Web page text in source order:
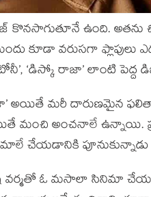
ఉంది. అతను
కూడా వరుసగా ఫ్లాపులు
‘డిస్కో రాజా’ లాంటి పెద్ద
మరీ దారుణమైన
అంచనాలే ఉన్నాయి.
చేయడానికి పూనుకున్నాడు
వర్మతో ఓ మసాలా సినిమా